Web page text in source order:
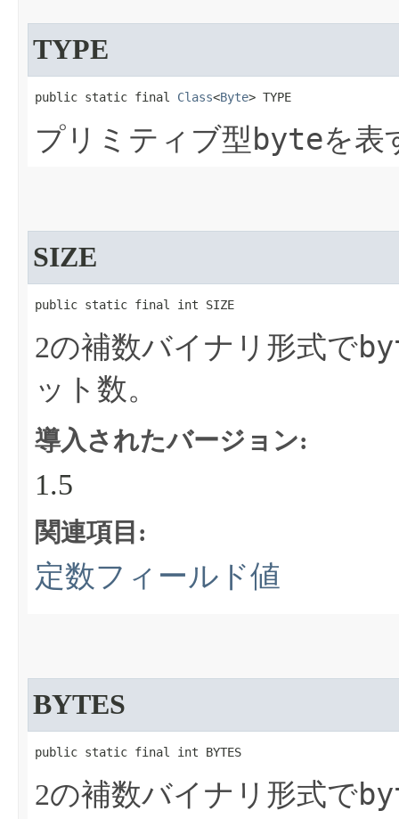
TYPE
public static final Class<Byte> TYPE
プリミティブ型 byteを表
SIZE
public static final int SIZE
2の補数バイナリ形式で
ット数。
導入されたバージョン:
1.5
関連項目:
定数フィールド値
BYTES
public static final int BYTES
2の補数バイナリ形式で